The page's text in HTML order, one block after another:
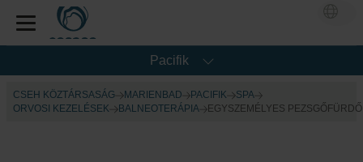
Pacifik
CSEH KÖZTÁRSASÁG MARIENBAD PACIFIK
SPA
ORVOSI KEZELÉSEK
BALNEOTERÁPIA EGYSZEMÉLYES PEZSGŐFÜRDŐ